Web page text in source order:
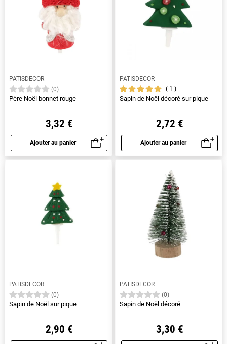
PATISDECOR
(0)
Père Noël bonnet rouge
3,32 €
Ajouter au panier
Aperçu rapide
PATISDECOR
1
Sapin de Noël décoré sur pique
2,72 €
Ajouter au panier
Aperçu rapide
PATISDECOR
(0)
Sapin de Noël sur pique
2,90 €
PATISDECOR
(0)
Sapin de Noël décoré
3,30 €